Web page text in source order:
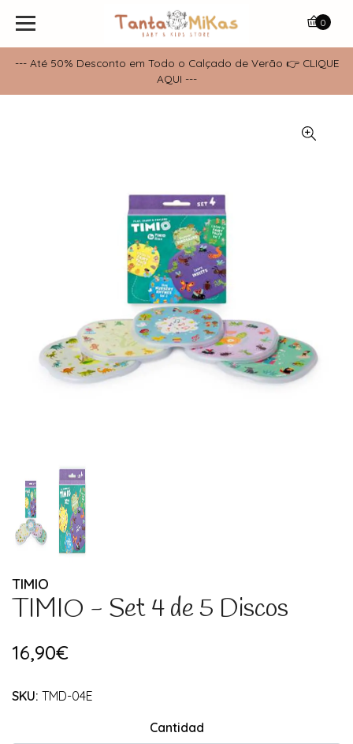
--- Até 50% Desconto em Todo o Calçado de Verão 👉 CLIQUE
AQUI ---
0
TIMIO
TIMIO - Set 4 de 5 Discos
16,90€
SKU: TMD-04E
Cantidad